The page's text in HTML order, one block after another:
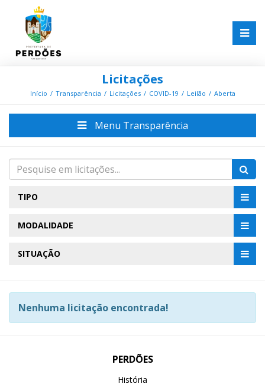
Licitações
Início Transparência Licitações COVID-19 Leilão Aberta
Menu Transparência
TIPO
MODALIDADE
SITUAÇÃO
Nenhuma licitação encontrada!
PERDÕES
História